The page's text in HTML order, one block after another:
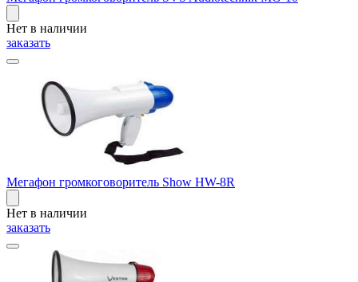
Нет в наличии
заказать
Мегафон громкоговоритель Show HW-8R
Нет в наличии
заказать